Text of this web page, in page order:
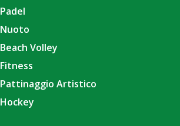
Padel
Nuoto
Beach Volley
Fitness
Pattinaggio Artistico
Hockey